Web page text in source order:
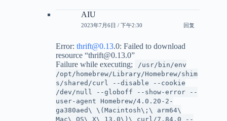
AIU
2023年7月6日 / 下午2:30 回复
Error: thrift@0.13.0: Failed to download
resource “thrift@0.13.0”
Failure while executing;
/usr/bin/env
/opt/homebrew/Library/Homebrew/shim
s/shared/curl --disable --cookie
/dev/null --globoff --show-error --
user-agent Homebrew/4.0.20-2-
ga380aed\ \(Macintosh\;\ arm64\
Mac\ OS\ X\ 13.0\)\ curl/7.84.0 --